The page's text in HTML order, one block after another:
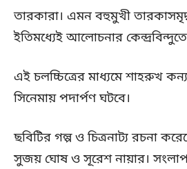
তারকারা। এমন বহুমুখী
ইতিমধ্যেই আলোচনার
এই চলচ্চিত্রের মাধ্যমে শাহরুখ
সিনেমায় পদার্পণ ঘটবে।
ছবিটির গল্প ও চিত্রনাট্য রচনা
সুজয় ঘোষ ও সূরেশ নায়ার।